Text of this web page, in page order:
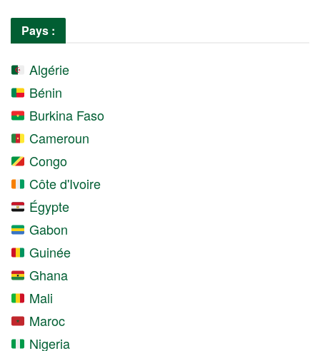
Pays :
Algérie
Bénin
Burkina Faso
Cameroun
Congo
Côte d'Ivoire
Égypte
Gabon
Guinée
Ghana
Mali
Maroc
Nigeria